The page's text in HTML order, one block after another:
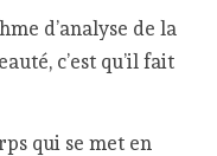
d’analyse de la
c’est qu’il fait
qui se met en